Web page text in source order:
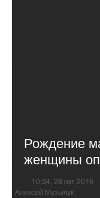
Рождение
женщины
10:34, 28 окт 2016
Алексей Музычук